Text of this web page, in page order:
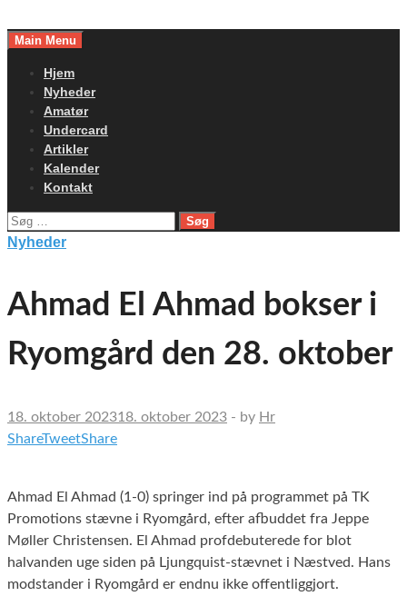
toMain Menu
Hjem
Nyheder
Amatør
Undercard
Artikler
Kalender
Kontakt
Søg
efter:
Nyheder
Ahmad El Ahmad bokser i
Ryomgård den 28. oktober
18. oktober 202318. oktober 2023 - by Hr
ShareTweetShare
Ahmad El Ahmad (1-0) springer ind på programmet på TK
Promotions stævne i Ryomgård, efter afbuddet fra Jeppe
Møller Christensen. El Ahmad profdebuterede for blot
halvanden uge siden på Ljungquist-stævnet i Næstved. Hans
modstander i Ryomgård er endnu ikke offentliggjort.